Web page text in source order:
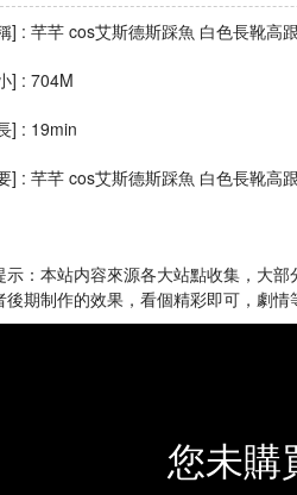
] : 芊芊 cos艾斯德斯踩魚 白色長靴高
] : 704M
] : 19min
] : 芊芊 cos艾斯德斯踩魚 白色長靴高
示：本站内容來源各大站點收集，大
後期制作的效果，看個精彩即可，劇
您未購